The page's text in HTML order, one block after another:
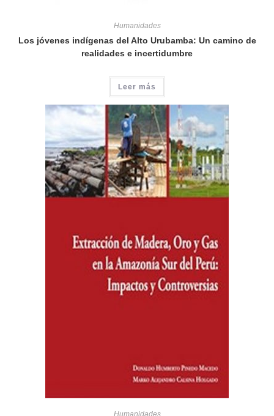
Humanidades
Los jóvenes indígenas del Alto Urubamba: Un camino de
realidades e incertidumbre
Leer más
Humanidades